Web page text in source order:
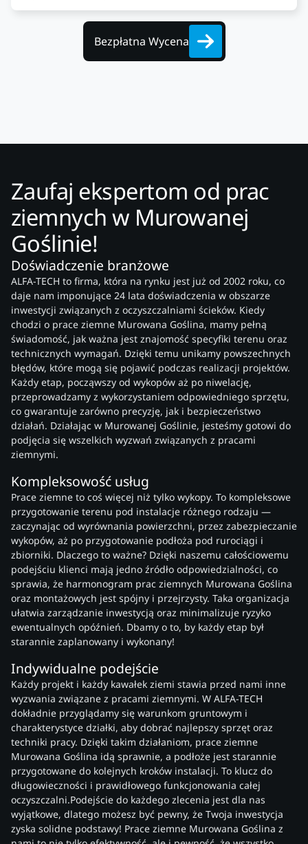
Bezpłatna Wycena
Zaufaj ekspertom od prac
ziemnych w Murowanej
Goślinie!
Doświadczenie branżowe
ALFA-TECH to firma, która na rynku jest już od 2002 roku, co
daje nam imponujące 24 lata doświadczenia w obszarze
inwestycji związanych z oczyszczalniami ścieków. Kiedy
chodzi o prace ziemne Murowana Goślina, mamy pełną
świadomość, jak ważna jest znajomość specyfiki terenu oraz
technicznych wymagań. Dzięki temu unikamy powszechnych
błędów, które mogą się pojawić podczas realizacji projektów.
Każdy etap, począwszy od wykopów aż po niwelację,
przeprowadzamy z wykorzystaniem odpowiedniego sprzętu,
co gwarantuje zarówno precyzję, jak i bezpieczeństwo
działań. Działając w Murowanej Goślinie, jesteśmy gotowi do
podjęcia się wszelkich wyzwań związanych z pracami
ziemnymi.
Kompleksowość usług
Prace ziemne to coś więcej niż tylko wykopy. To kompleksowe
przygotowanie terenu pod instalacje różnego rodzaju —
zaczynając od wyrównania powierzchni, przez zabezpieczanie
wykopów, aż po przygotowanie podłoża pod rurociągi i
zbiorniki. Dlaczego to ważne? Dzięki naszemu całościowemu
podejściu klienci mają jedno źródło odpowiedzialności, co
sprawia, że harmonogram prac ziemnych Murowana Goślina
oraz montażowych jest spójny i przejrzysty. Taka organizacja
ułatwia zarządzanie inwestycją oraz minimalizuje ryzyko
ewentualnych opóźnień. Dbamy o to, by każdy etap był
starannie zaplanowany i wykonany!
Indywidualne podejście
Każdy projekt i każdy kawałek ziemi stawia przed nami inne
wyzwania związane z pracami ziemnymi. W ALFA-TECH
dokładnie przyglądamy się warunkom gruntowym i
charakterystyce działki, aby dobrać najlepszy sprzęt oraz
techniki pracy. Dzięki takim działaniom, prace ziemne
Murowana Goślina idą sprawnie, a podłoże jest starannie
przygotowane do kolejnych kroków instalacji. To klucz do
długowieczności i prawidłowego funkcjonowania całej
oczyszczalni.Podejście do każdego zlecenia jest dla nas
wyjątkowe, dlatego możesz być pewny, że Twoja inwestycja
zyska solidne podstawy! Prace ziemne Murowana Goślina z